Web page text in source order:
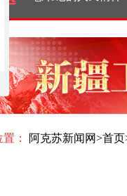
｜“扎扎实实建设现
代化产业体系”
报”
： 阿克苏新闻网>首页